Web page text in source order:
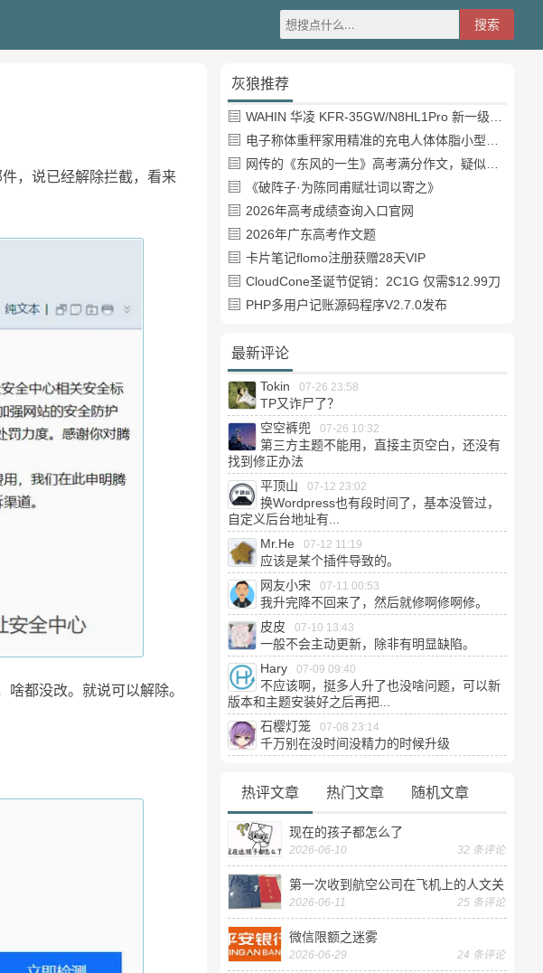
，说已经解除拦截，看来
都没改。就说可以解除。
灰狼推荐
WAHIN 华凌 KFR-35GW/N8HL1Pro 新一级能效 壁挂式空调 1.5匹
电子称体重秤家用精准的充电人体体脂小型称重支持HUAWEI HiLink
网传的《东风的一生》高考满分作文，疑似自媒体或其他渠道炒作
《破阵子·为陈同甫赋壮词以寄之》
2026年高考成绩查询入口官网
2026年广东高考作文题
卡片笔记flomo注册获赠28天VIP
CloudCone圣诞节促销：2C1G 仅需$12.99刀
PHP多用户记账源码程序V2.7.0发布
最新评论
Tokin 07-26 23:58
TP又诈尸了？
空空裤兜
07-26 10:32
第三方主题不能用，直接主页空白，还没有
找到修正办法
平顶山
07-12 23:02
换Wordpress也有段时间了，基本没管过，
自定义后台地址有...
Mr.He
07-12 11:19
应该是某个插件导致的。
网友小宋
07-11 00:53
我升完降不回来了，然后就修啊修啊修。
皮皮
07-10 13:43
一般不会主动更新，除非有明显缺陷。
Hary
07-09 09:40
不应该啊，挺多人升了也没啥问题，可以新
版本和主题安装好之后再把...
石樱灯笼
07-08 23:14
千万别在没时间没精力的时候升级
热评文章 热门文章 随机文章
现在的孩子都怎么了
2026-06-10 32 条评论
第一次收到航空公司在飞机上的人文关
怀——送生日贺卡
2026-06-11 25 条评论
微信限额之迷雾
2026-06-29 24 条评论